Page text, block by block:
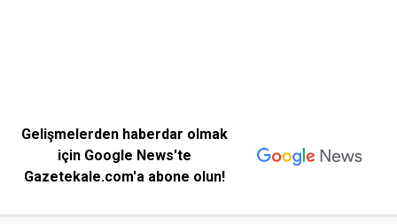
Gelişmelerden haberdar olmak
için Google News'te
Gazetekale.com'a abone olun!